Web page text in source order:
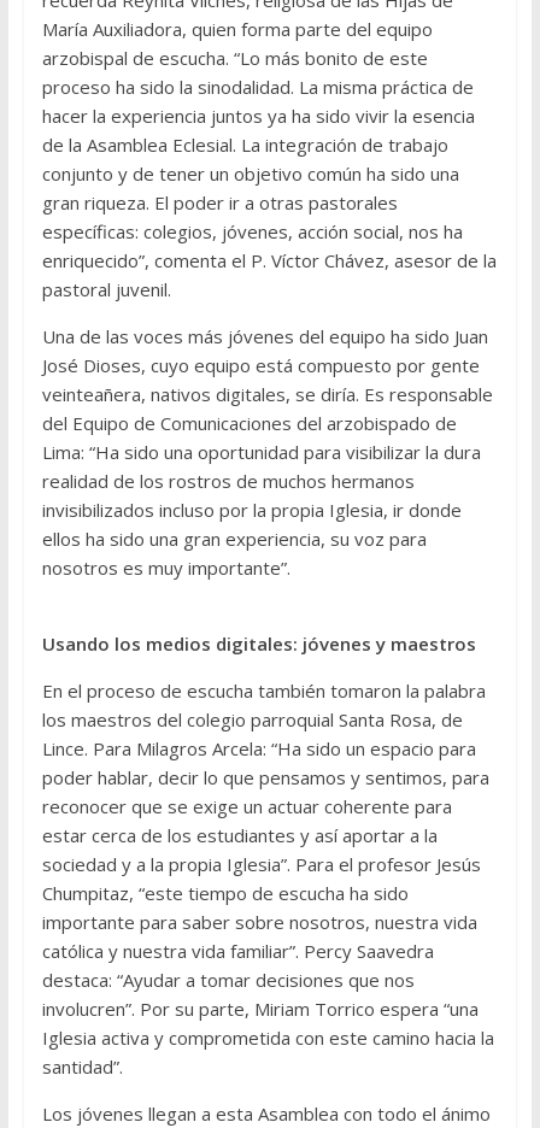
María Auxiliadora, quien forma parte del equipo
arzobispal de escucha. “Lo más bonito de este
proceso ha sido la sinodalidad. La misma práctica de
hacer la experiencia juntos ya ha sido vivir la esencia
de la Asamblea Eclesial. La integración de trabajo
conjunto y de tener un objetivo común ha sido una
gran riqueza. El poder ir a otras pastorales
específicas: colegios, jóvenes, acción social, nos ha
enriquecido”, comenta el P. Víctor Chávez, asesor de la
pastoral juvenil.
Una de las voces más jóvenes del equipo ha sido Juan
José Dioses, cuyo equipo está compuesto por gente
veinteañera, nativos digitales, se diría. Es responsable
del Equipo de Comunicaciones del arzobispado de
Lima: “Ha sido una oportunidad para visibilizar la dura
realidad de los rostros de muchos hermanos
invisibilizados incluso por la propia Iglesia, ir donde
ellos ha sido una gran experiencia, su voz para
nosotros es muy importante”.
Usando los medios digitales: jóvenes y maestros
En el proceso de escucha también tomaron la palabra
los maestros del colegio parroquial Santa Rosa, de
Lince. Para Milagros Arcela: “Ha sido un espacio para
poder hablar, decir lo que pensamos y sentimos, para
reconocer que se exige un actuar coherente para
estar cerca de los estudiantes y así aportar a la
sociedad y a la propia Iglesia”. Para el profesor Jesús
Chumpitaz, “este tiempo de escucha ha sido
importante para saber sobre nosotros, nuestra vida
católica y nuestra vida familiar”. Percy Saavedra
destaca: “Ayudar a tomar decisiones que nos
involucren”. Por su parte, Miriam Torrico espera “una
Iglesia activa y comprometida con este camino hacia la
santidad”.
Los jóvenes llegan a esta Asamblea con todo el ánimo